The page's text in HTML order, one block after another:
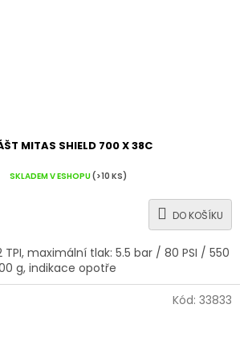
MITAS SHIELD 700 X 38C
SKLADEM V ESHOPU(>10 KS)
DO KOŠÍKU
maximální tlak: 5.5 bar / 80 PSI / 550
g, indikace opotře
Kód: 33833